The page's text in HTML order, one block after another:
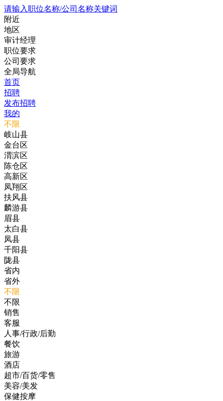
请输入职位名称/公司名称关键词
附近
地区
审计经理
职位要求
公司要求
全局导航
首页
招聘
发布招聘
我的
不限
岐山县
金台区
渭滨区
陈仓区
高新区
凤翔区
扶风县
麟游县
眉县
太白县
凤县
千阳县
陇县
省内
省外
不限
不限
销售
客服
人事/行政/后勤
餐饮
旅游
酒店
超市/百货/零售
美容/美发
保健按摩